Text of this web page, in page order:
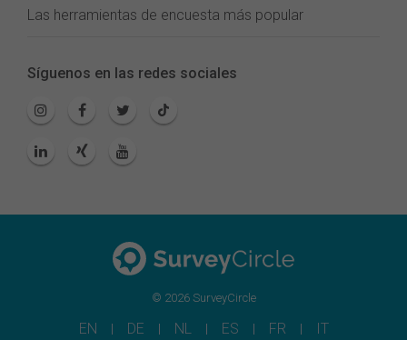
Las herramientas de encuesta más popular
Síguenos en las redes sociales
© 2026 SurveyCircle
EN DE NL ES FR IT